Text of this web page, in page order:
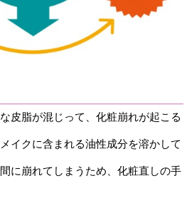
皮脂が混じって、化粧崩れが起こる
イクに含まれる油性成分を溶かして
に崩れてしまうため、化粧直しの手